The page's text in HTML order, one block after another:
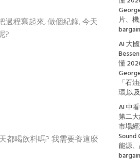
程寫起來, 做個紀錄, 今天
?
都喝飲料嗎? 我需要養這麼
片、
AI 大
懂
「石
環,以
AI 中
第二
市場
Sound
能源